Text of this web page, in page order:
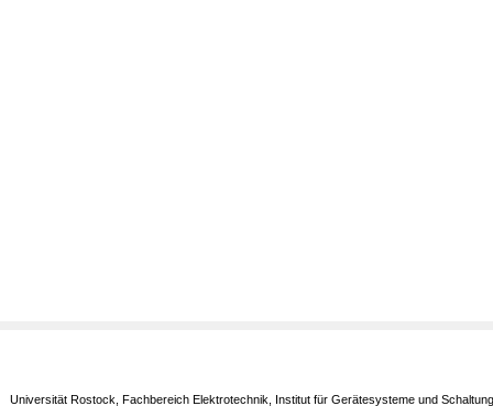
Universität Rostock, Fachbereich Elektrotechnik, Institut für Gerätesysteme und